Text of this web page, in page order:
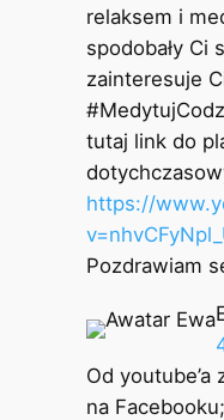
relaksem i
spodobały Ci
zainteresuje
tutaj link do
https://
Pozdrawiam
Od youtube’a
na